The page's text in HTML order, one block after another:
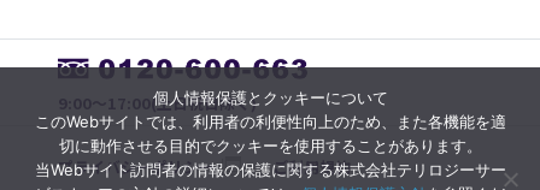
9:00～17:00(土日祝日除く)
プライバシーポリシー ご利用規約
個人情報保護とクッキーについて
このWebサイトでは、利用者の利便性向上のため、また各機能を適
切に動作させる目的でクッキーを使用することがあります。
当Webサイト訪問者の情報の保護に関する株式会社テリロジーサー